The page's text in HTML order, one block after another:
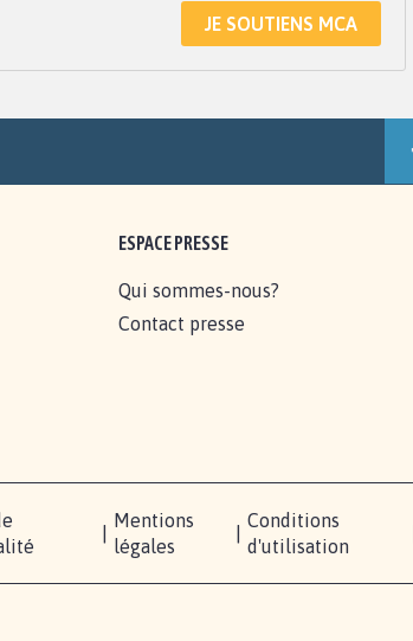
JE SOUTIENS MCA
ESPACE PRESSE
Qui sommes-nous?
Contact presse
Mentions
légales
Conditions
d'utilisation